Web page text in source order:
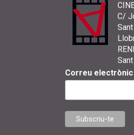
C/
Correu electrònic